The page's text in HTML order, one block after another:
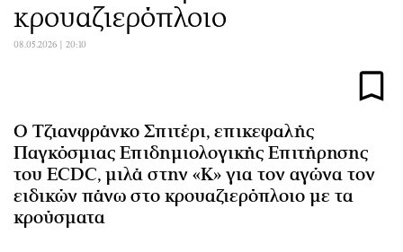
Αθλητισμός
Κύπρος
Κληρώσεις Allwyn
Οικονομική
Οικονομία
Real Estate
Επιχειρήσεις
Geek
Αυτοκίνηση
Αφιερώματα
Πολιτική
Οικονομία
κρουαζιερόπλοιο
08.05.2026 | 20:10
Ο Τζιανφράνκο Σπιτέρι, επικεφαλής
Παγκόσμιας Επιδημιολογικής Επιτήρησης
του ECDC, μιλά στην «Κ» για τον αγώνα τον
ειδικών πάνω στο κρουαζιερόπλοιο με τα
κρούσματα